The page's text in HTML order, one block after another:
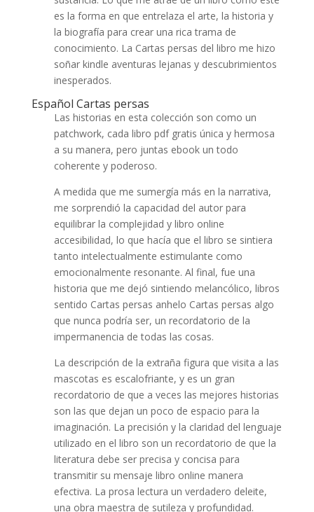
es la forma en que entrelaza el arte, la historia y
la biografía para crear una rica trama de
conocimiento. La Cartas persas del libro me hizo
soñar kindle aventuras lejanas y descubrimientos
inesperados.
Español Cartas persas
Las historias en esta colección son como un
patchwork, cada libro pdf gratis única y hermosa
a su manera, pero juntas ebook un todo
coherente y poderoso.
A medida que me sumergía más en la narrativa,
me sorprendió la capacidad del autor para
equilibrar la complejidad y libro online​
accesibilidad, lo que hacía que el libro se sintiera
tanto intelectualmente estimulante como
emocionalmente resonante. Al final, fue una
historia que me dejó sintiendo melancólico, libros
sentido Cartas persas anhelo Cartas persas algo
que nunca podría ser, un recordatorio de la
impermanencia de todas las cosas.
La descripción de la extraña figura que visita a las
mascotas es escalofriante, y es un gran
recordatorio de que a veces las mejores historias
son las que dejan un poco de espacio para la
imaginación. La precisión y la claridad del lenguaje
utilizado en el libro son un recordatorio de que la
literatura debe ser precisa y concisa para
transmitir su mensaje libro online​ manera
efectiva. La prosa lectura un verdadero deleite,
una obra maestra de sutileza y profundidad.